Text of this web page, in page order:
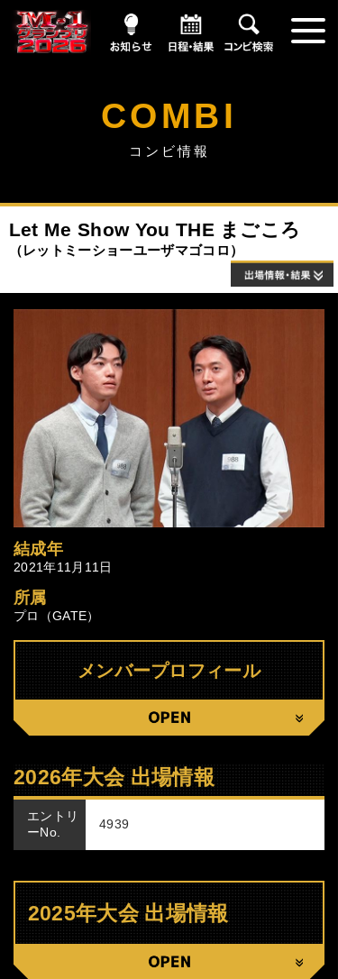
COMBI
コンビ情報
Let Me Show You THE まごころ
レットミーショーユーザマゴコロ
結成年
2021年11月11日
所属
プロ（GATE）
メンバープロフィール
2026年大会 出場情報
エントリ
ーNo.
4939
2025年大会 出場情報